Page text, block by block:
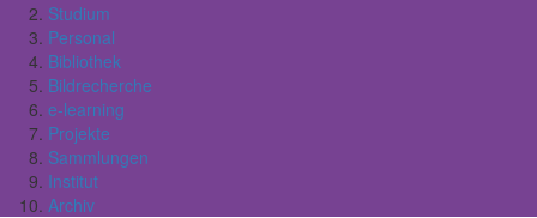
Studium
Personal
Bibliothek
Bildrecherche
e-learning
Projekte
Sammlungen
Institut
Archiv